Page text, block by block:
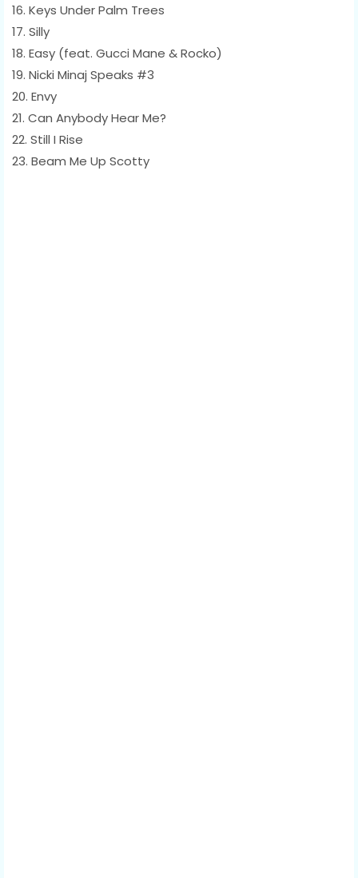
16. Keys Under Palm Trees
17. Silly
18. Easy (feat. Gucci Mane & Rocko)
19. Nicki Minaj Speaks #3
20. Envy
21. Can Anybody Hear Me?
22. Still I Rise
23. Beam Me Up Scotty